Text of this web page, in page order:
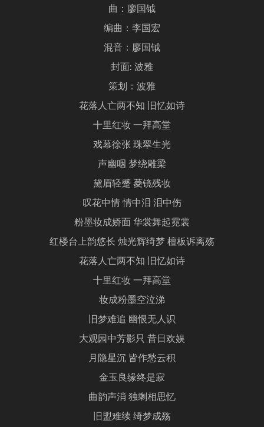
曲：廖国钺
编曲：李国宏
混音：廖国钺
封面: 波雅
策划：波雅
花落人亡两不知 旧忆如诗
十里红妆 一拜高堂
戏幕徐张 珠翠生光
声幽咽 梦绕雕梁
黛眉轻蹙 菱镜残妆
叹花中情 情中泪 泪中伤
粉墨妆成娇面 华裳舞起霓裳
红楼台上韵悠长 烛光辉绮梦 檀板诉离殇
花落人亡两不知 旧忆如诗
十里红妆 一拜高堂
妆成粉墨空泣涕
旧梦难追 幽恨无人识
大观园中芳影只 昔日欢娱
月隐星沉 皆作愁云积
金玉良缘终是寂
曲韵声消 独剩相思忆
旧盟难续 绮梦成殇